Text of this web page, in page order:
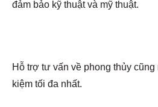
đảm bảo kỹ thuật và mỹ thuật.
Hỗ trợ tư vấn về phong thủy
kiệm tối đa nhất.